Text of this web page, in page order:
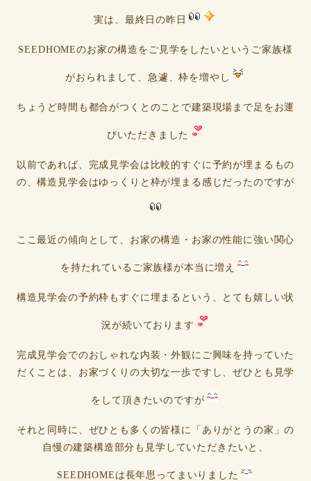
実は、最終日の昨日
SEEDHOMEのお家の構造をご見学をしたいというご家族様
がおられまして、急遽、枠を増やし
ちょうど時間も都合がつくとのことで建築現場まで足をお運
びいただきました
以前であれば、完成見学会は比較的すぐに予約が埋まるもの
の、構造見学会はゆっくりと枠が埋まる感じだったのですが
ここ最近の傾向として、お家の構造・お家の性能に強い関心
を持たれているご家族様が本当に増え
構造見学会の予約枠もすぐに埋まるという、とても嬉しい状
況が続いております
完成見学会でのおしゃれな内装・外観にご興味を持っていた
だくことは、お家づくりの大切な一歩ですし、ぜひとも見学
をして頂きたいのですが
それと同時に、ぜひとも多くの皆様に「ありがとうの家」の
自慢の建築構造部分も見学していただきたいと、
SEEDHOMEは長年思ってまいりました